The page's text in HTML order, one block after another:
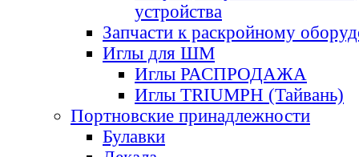
устройства
Запчасти к раскройному
Иглы для ШМ
Иглы РАСПРОДАЖА
Иглы TRIUMPH (Тайвань)
Портновские принадлежности
Булавки